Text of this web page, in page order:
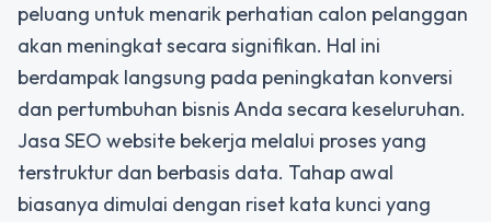
peluang untuk menarik perhatian calon pelanggan
akan meningkat secara signifikan. Hal ini
berdampak langsung pada peningkatan konversi
dan pertumbuhan bisnis Anda secara keseluruhan.
Jasa SEO website bekerja melalui proses yang
terstruktur dan berbasis data. Tahap awal
biasanya dimulai dengan riset kata kunci yang